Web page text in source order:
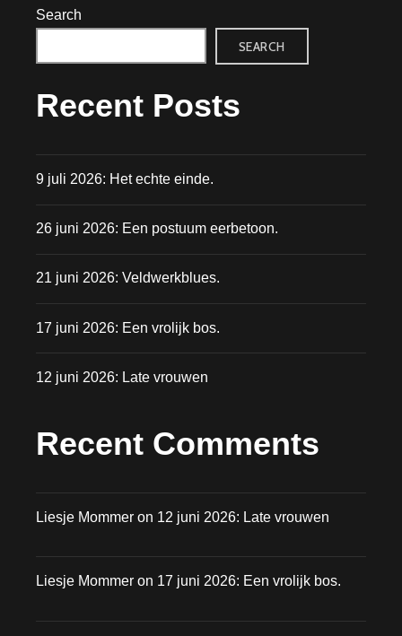
Search
SEARCH
Recent Posts
9 juli 2026: Het echte einde.
26 juni 2026: Een postuum eerbetoon.
21 juni 2026: Veldwerkblues.
17 juni 2026: Een vrolijk bos.
12 juni 2026: Late vrouwen
Recent Comments
Liesje Mommer on 12 juni 2026: Late vrouwen
Liesje Mommer on 17 juni 2026: Een vrolijk bos.